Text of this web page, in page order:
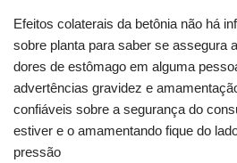
Efeitos colaterais da betônia não há
sobre planta para saber se assegura
dores de estômago em alguma
advertências gravidez e
confiáveis sobre a segurança do
estiver e o amamentando fique do
pressão